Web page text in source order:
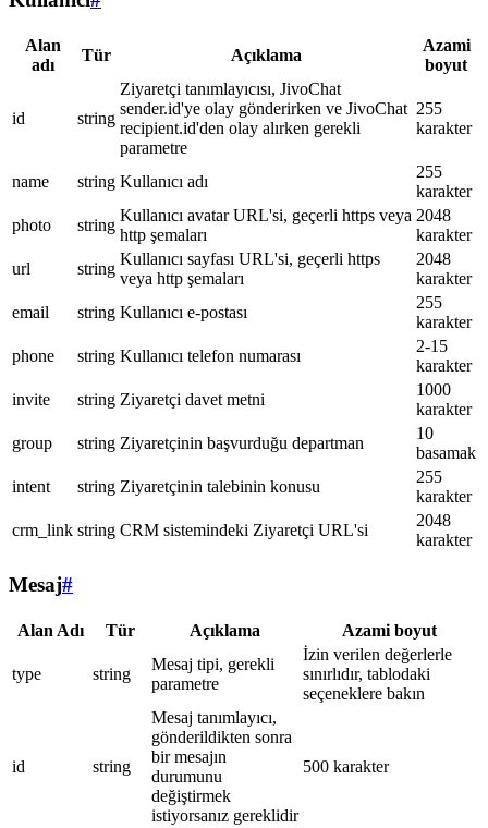
Alan
adı
Tür Açıklama
Azami
boyut
id string
Ziyaretçi tanımlayıcısı, JivoChat
sender.id'ye olay gönderirken ve JivoChat
recipient.id'den olay alırken gerekli
parametre
255
karakter
name string Kullanıcı adı
255
karakter
photo
string
Kullanıcı avatar URL'si, geçerli https veya
http şemaları
2048
karakter
url
string
Kullanıcı sayfası URL'si, geçerli https
veya http şemaları
2048
karakter
email
string Kullanıcı e-postası
255
karakter
phone
string Kullanıcı telefon numarası
2-15
karakter
invite
string Ziyaretçi davet metni
1000
karakter
group
string Ziyaretçinin başvurduğu departman
10
basamak
intent
string Ziyaretçinin talebinin konusu
255
karakter
crm_link string CRM sistemindeki Ziyaretçi URL'si
2048
karakter
Mesaj#
Alan Adı Tür Açıklama Azami boyut
type string
Mesaj tipi, gerekli
parametre
İzin verilen değerlerle
sınırlıdır, tablodaki
seçeneklere bakın
id string
Mesaj tanımlayıcı,
gönderildikten sonra
bir mesajın
durumunu
değiştirmek
istiyorsanız gereklidir
500 karakter